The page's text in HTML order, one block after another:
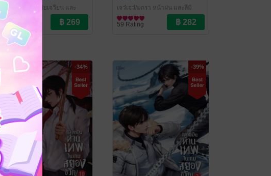
หูอวี๋ล่าเจียว/เหม่ยเจวียน และ
xiinxiin
/ Lilac Novel
นิยายวาย Boy Love / Yaoi
84 Rating
เจว๋เจว๋/มกรา หน้าฝน และลีมิ
นเบีย/ Lilac Novel
นิยายวาย Boy Love / Yaoi
59 Rating
-34% -39%